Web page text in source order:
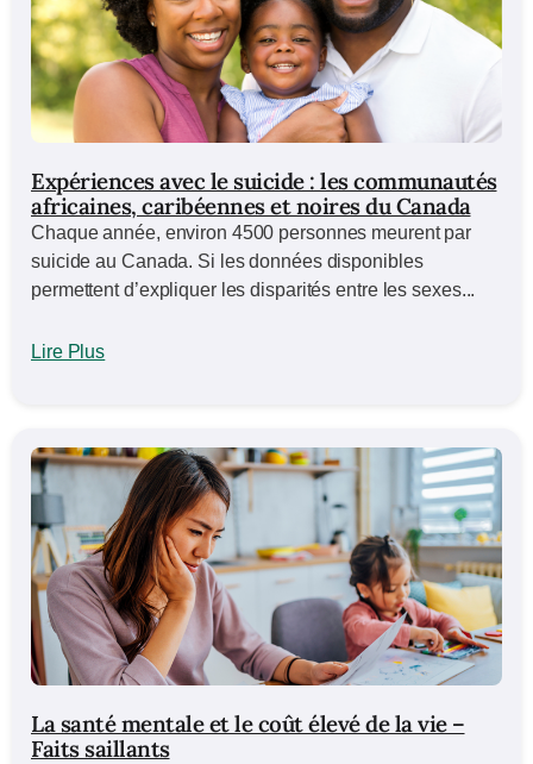
Expériences avec le suicide : les communautés
africaines, caribéennes et noires du Canada
Chaque année, environ 4500 personnes meurent par
suicide au Canada. Si les données disponibles
permettent d’expliquer les disparités entre les sexes...
Lire Plus
La santé mentale et le coût élevé de la vie –
Faits saillants